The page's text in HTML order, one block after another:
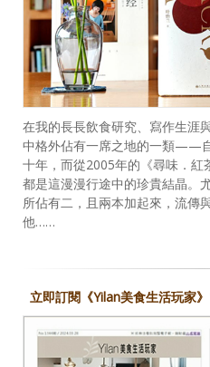
在我的長長飲食研究、寫作生涯
中格外佔有一席之地的一類——
十年，而從2005年的《尋味．紅
都是這漫漫行途中的珍貴結晶。
所佔有二，且兩本加起來，流傳
他……
立即訂閱《Yilan美食生活玩家